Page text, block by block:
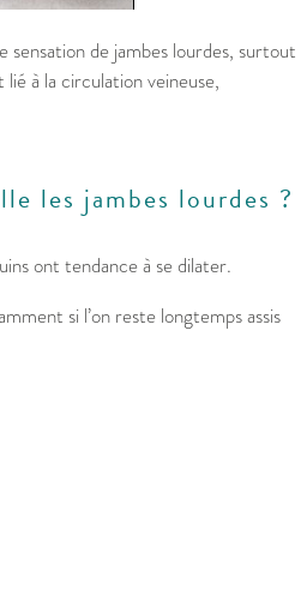
de jambes lourdes, surtout
à la circulation veineuse,
les jambes lourdes ?
ont tendance à se dilater.
si l’on reste longtemps assis